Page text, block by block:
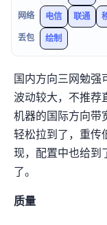
网络 电信 联通
丢包 绘制
国内方向三网勉强
波动较大，不推荐
机器的国际方向带宽
轻松拉到了5Gbps，
现，配置中也给到了
了。
IP质量